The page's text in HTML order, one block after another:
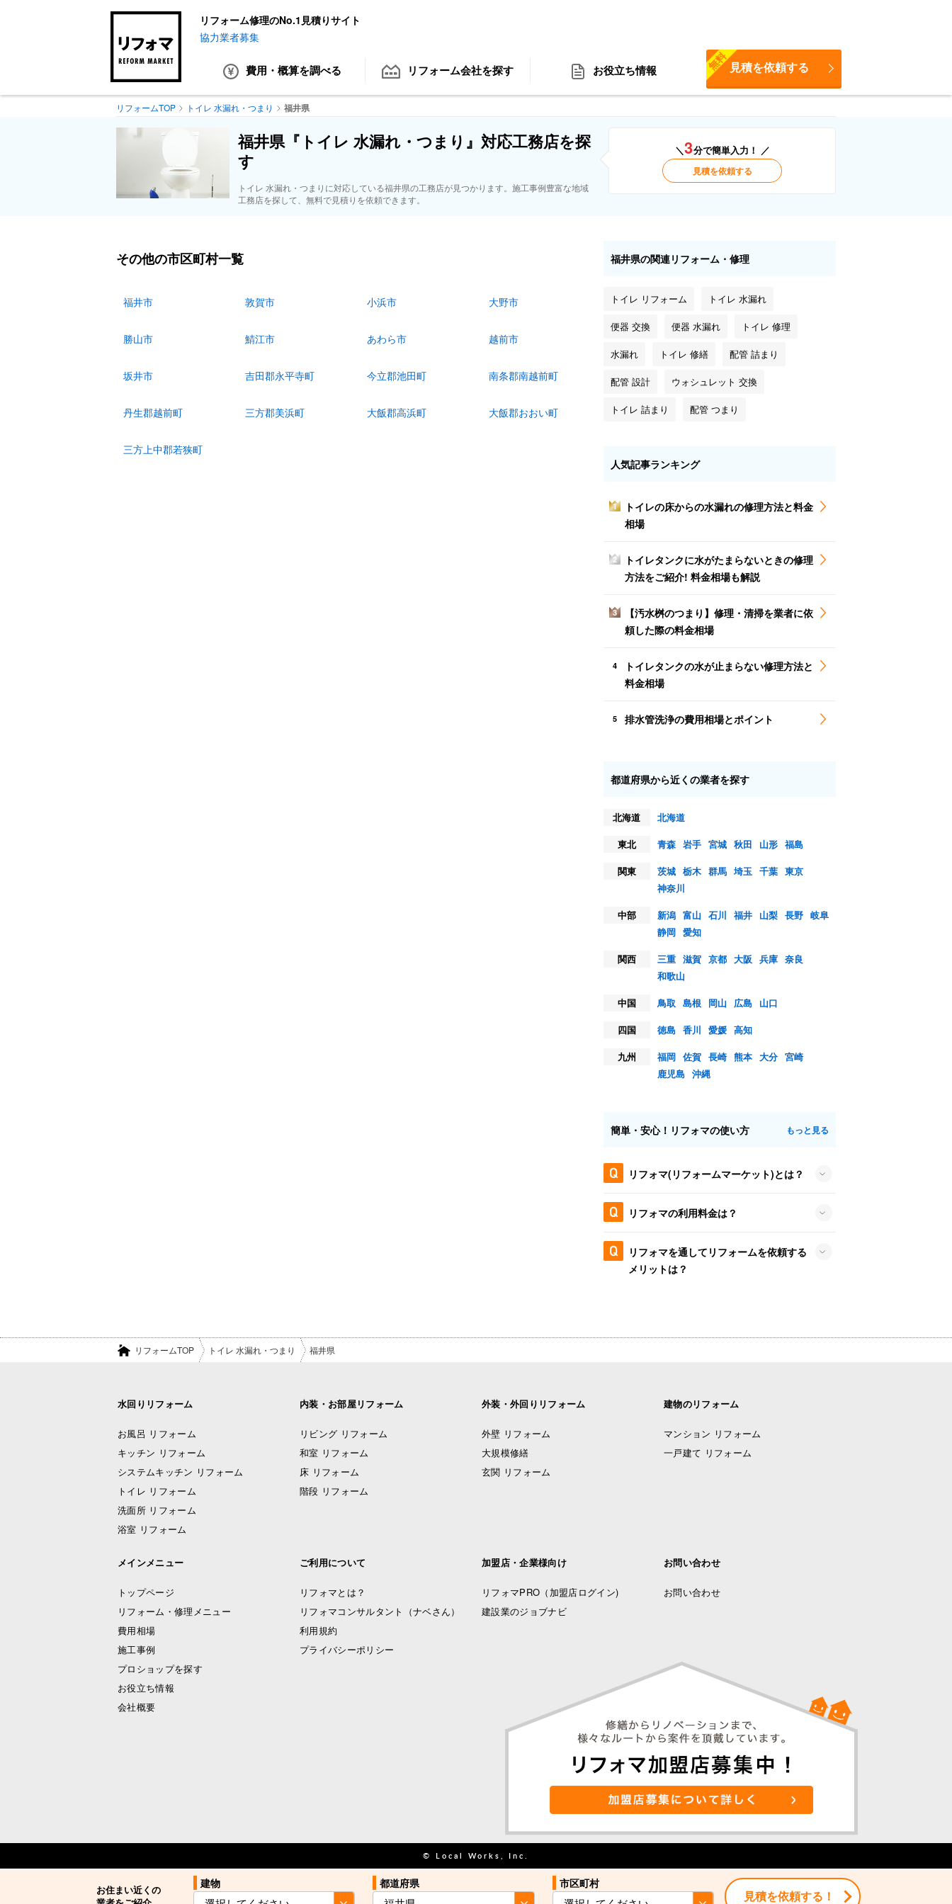
リフォーム修理のNo.1見積りサイト
協力業者募集
費用・概算を調べる リフォーム会社を探す お役立ち情報 見積を依頼する
無料
リフォームTOP トイレ 水漏れ・つまり 福井県
福井県『トイレ 水漏れ・つまり』対応工務店を探
す
トイレ 水漏れ・つまりに対応している福井県の工務店が見つかります。施工事例豊富な地域
工務店を探して、無料で見積りを依頼できます。
＼3分で簡単入力！ ／
見積を依頼する
お住まい近くの
建物 都道府県 市区町村
見積を依頼する！
お住まい近くの
見積を依頼する
その他の市区町村一覧
福井市 敦賀市 小浜市 大野市
勝山市 鯖江市 あわら市 越前市
坂井市 吉田郡永平寺町 今立郡池田町 南条郡南越前町
丹生郡越前町 三方郡美浜町 大飯郡高浜町 大飯郡おおい町
三方上中郡若狭町
福井県の関連リフォーム・修理
トイレ リフォーム トイレ 水漏れ
便器 交換 便器 水漏れ トイレ 修理
水漏れ トイレ 修繕 配管 詰まり
配管 設計 ウォシュレット 交換
トイレ 詰まり 配管 つまり
人気記事ランキング
1
トイレの床からの水漏れの修理方法と料金
相場
2
トイレタンクに水がたまらないときの修理
方法をご紹介! 料金相場も解説
3
【汚水桝のつまり】修理・清掃を業者に依
頼した際の料金相場
4
トイレタンクの水が止まらない修理方法と
料金相場
5 排水管洗浄の費用相場とポイント
都道府県から近くの業者を探す
北海道
北海道
東北
青森 岩手 宮城 秋田 山形 福島
関東
茨城 栃木 群馬 埼玉 千葉 東京
神奈川
中部
新潟 富山 石川 福井 山梨 長野 岐阜
静岡 愛知
関西
三重 滋賀 京都 大阪 兵庫 奈良
和歌山
中国
鳥取 島根 岡山 広島
山口
四国
徳島 香川 愛媛 高知
九州
福岡 佐賀 長崎 熊本 大分 宮崎
鹿児島 沖縄
簡単・安心！リフォマの使い方 もっと見る
リフォマ(リフォームマーケット)とは？
リフォマの利用料金は？
リフォマを通してリフォームを依頼する
メリットは？
リフォームTOP トイレ 水漏れ・つまり 福井県
水回りリフォーム
お風呂 リフォーム
キッチン リフォーム
システムキッチン リフォーム
トイレ リフォーム
洗面所 リフォーム
浴室 リフォーム
内装・お部屋リフォーム
リビング リフォーム
和室 リフォーム
床 リフォーム
階段 リフォーム
外装・外回りリフォーム
外壁 リフォーム
大規模修繕
玄関 リフォーム
建物のリフォーム
マンション リフォーム
一戸建て リフォーム
メインメニュー
トップページ
リフォーム・修理メニュー
費用相場
施工事例
プロショップを探す
お役立ち情報
会社概要
ご利用について
リフォマとは？
リフォマコンサルタント（ナベさん）
利用規約
プライバシーポリシー
加盟店・企業様向け
リフォマPRO （加盟店ログイン)
建設業のジョブナビ
お問い合わせ
お問い合わせ
© Local Works, Inc.
お住まい近くの
建物 都道府県 市区町村
見積を依頼する！
お住まい近くの
見積を依頼する